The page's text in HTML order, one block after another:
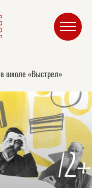
школе «Выстрел»
12+